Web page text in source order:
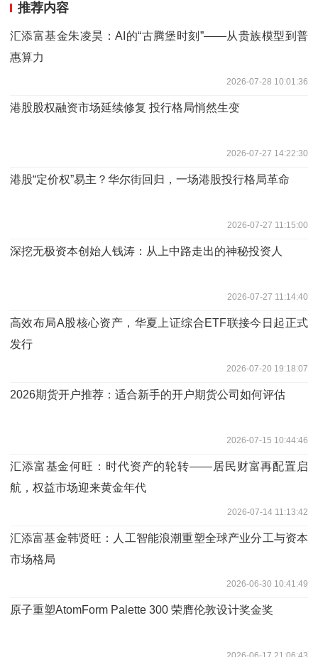
推荐内容
汇添富基金朱凌昊：AI的“古腾堡时刻”——从贵族模型到普
惠算力
2026-07-28 10:01:36
港股股权融资市场延续修复 投行格局悄然生变
2026-07-27 14:22:30
港股“定价权”易主？华尔街回归，一场港股投行格局革命
2026-07-27 11:15:00
深挖无极资本创始人钱涛：从上中路走出的神秘投资人
2026-07-27 11:14:40
高效布局A股核心资产，华夏上证综合ETF联接今日起正式
发行
2026-07-20 19:18:07
2026期货开户推荐：适合新手的开户期货公司如何评估
2026-07-15 10:44:46
汇添富基金何旺：时代资产的轮转——居民财富再配置启
航，权益市场迎来黄金年代
2026-07-14 11:13:42
汇添富基金韩贤旺：人工智能浪潮重塑全球产业分工与资本
市场格局
2026-06-30 10:41:49
原子重塑AtomForm Palette 300 荣膺伦敦设计奖金奖